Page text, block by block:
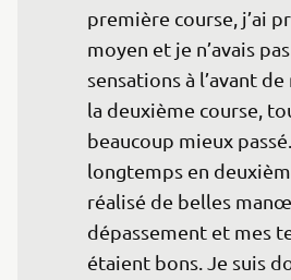
première course, j’ai
moyen et je n’avais
sensations à l’avant
la deuxième course,
beaucoup mieux
longtemps en
réalisé de belles
dépassement et mes
étaient bons. Je suis